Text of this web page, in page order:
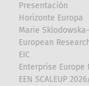
Presentación
Horizonte Europa
Marie
European
EIC
Enterprise Europe
EEN SCALEUP